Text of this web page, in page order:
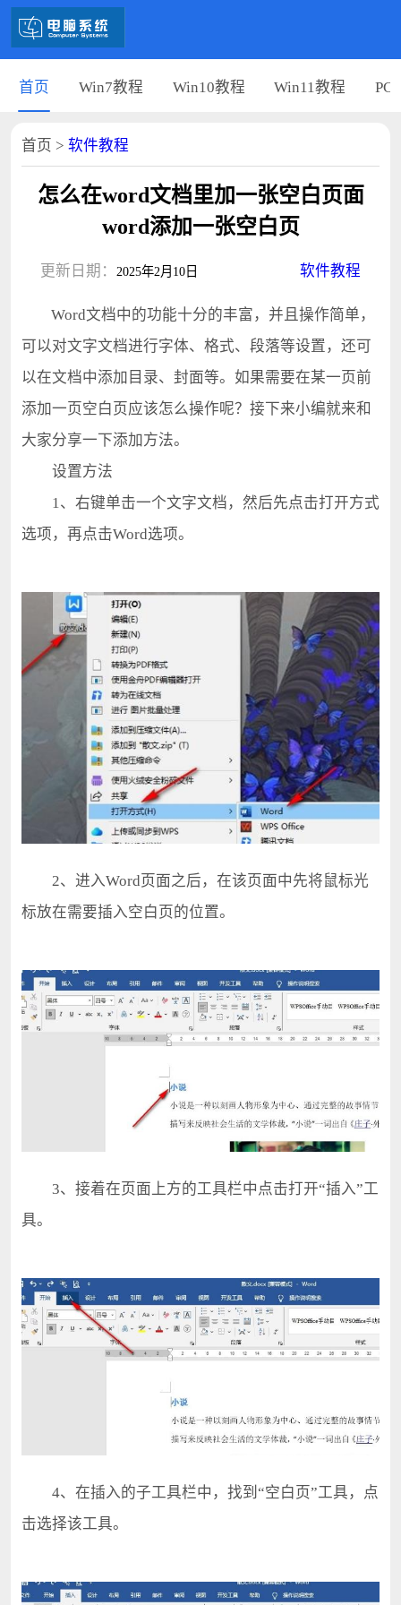
首页 Win7教程 Win10教程 Win11教程 PC
首页 > 软件教程
怎么在word文档里加一张空白页面
word添加一张空白页
更新日期： 2025年2月10日 软件教程
Word文档中的功能十分的丰富，并且操作简单，
可以对文字文档进行字体、格式、段落等设置，还可
以在文档中添加目录、封面等。如果需要在某一页前
添加一页空白页应该怎么操作呢？接下来小编就来和
大家分享一下添加方法。
设置方法
1、右键单击一个文字文档，然后先点击打开方式
选项，再点击Word选项。
2、进入Word页面之后，在该页面中先将鼠标光
标放在需要插入空白页的位置。
3、接着在页面上方的工具栏中点击打开“插入”工
具。
4、在插入的子工具栏中，找到“空白页”工具，点
击选择该工具。